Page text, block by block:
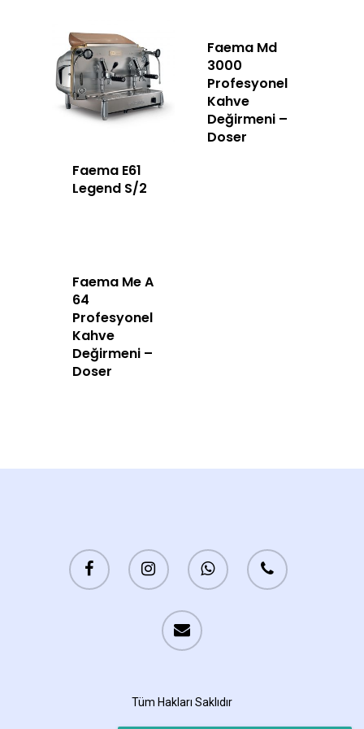
Faema E61
Legend S/2
Faema Md
3000
Profesyonel
Kahve
Değirmeni –
Doser
Faema Me A
64
Profesyonel
Kahve
Değirmeni –
Doser
Tüm Hakları Saklıdır
Anasayfa
Ürünler
Hizmetlerimiz